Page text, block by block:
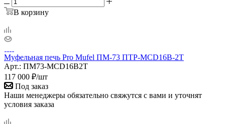
В корзину
Муфельная печь Pro Mufel ПМ-73 ПТР-MCD16B-2Т
Арт.: ПМ73-MCD16B2Т
117 000 ₽/шт
Под заказ
Наши менеджеры обязательно свяжутся с вами и уточнят
условия заказа